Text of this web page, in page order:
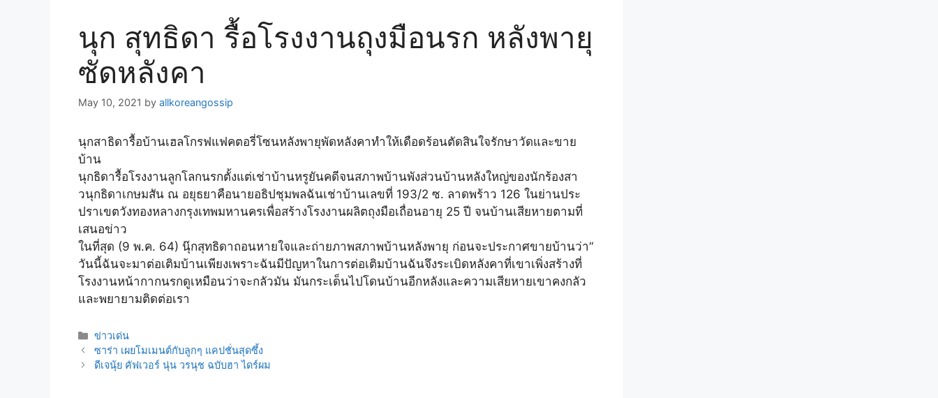
นุก สุทธิดา รื้อโรงงานถุงมือนรก หลังพายุ
ซัดหลังคา
May 10, 2021 by allkoreangossip
นุกสาธิดารื้อบ้านเฮลโกรฟแฟคตอรี่โซนหลังพายุพัดหลังคาทำให้เดือดร้อนตัดสินใจรักษาวัดและขาย
บ้าน
นุกธิดารื้อโรงงานลูกโลกนรกตั้งแต่เช่าบ้านหรูยันคดีจนสภาพบ้านพังส่วนบ้านหลังใหญ่ของนักร้องสา
วนุกธิดาเกษมสัน ณ อยุธยาคือนายอธิปชุมพลฉันเช่าบ้านเลขที่ 193/2 ซ. ลาดพร้าว 126 ในย่านประ
ปราเขตวังทองหลางกรุงเทพมหานครเพื่อสร้างโรงงานผลิตถุงมือเถื่อนอายุ 25 ปี จนบ้านเสียหายตามที่
เสนอข่าว
ในที่สุด (9 พ.ค. 64) นุ๊กสุทธิดาถอนหายใจและถ่ายภาพสภาพบ้านหลังพายุ ก่อนจะประกาศขายบ้านว่า“
วันนี้ฉันจะมาต่อเติมบ้านเพียงเพราะฉันมีปัญหาในการต่อเติมบ้านฉันจึงระเบิดหลังคาที่เขาเพิ่งสร้างที่
โรงงานหน้ากากนรกดูเหมือนว่าจะกลัวมัน มันกระเด็นไปโดนบ้านอีกหลังและความเสียหายเขาคงกลัว
และพยายามติดต่อเรา
Categories
ข่าวเด่น
Post
navigation
ซาร่า เผยโมเมนต์กับลูกๆ แคปชั่นสุดซึ้ง
ดีเจนุ้ย คัฟเวอร์ นุ่น วรนุช ฉบับฮา ไดร์ผม